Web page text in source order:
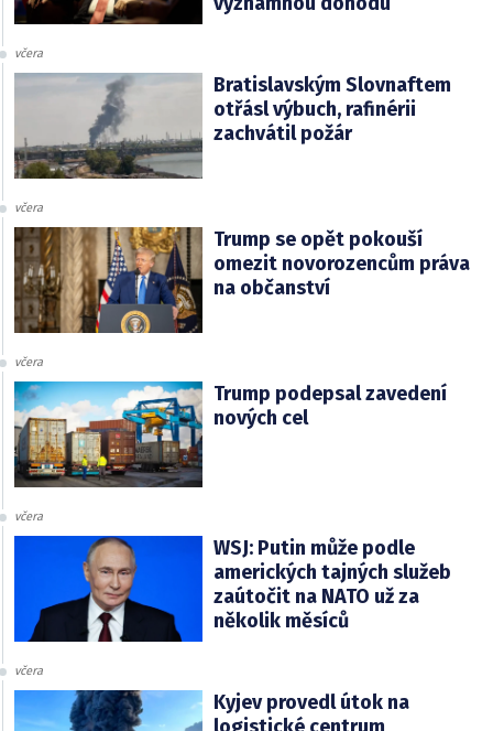
včera
Bratislavským Slovnaftem
otřásl výbuch, rafinérii
zachvátil požár
včera
Trump se opět pokouší
omezit novorozencům práva
na občanství
včera
Trump podepsal zavedení
nových cel
včera
WSJ: Putin může podle
amerických tajných služeb
zaútočit na NATO už za
několik měsíců
včera
Kyjev provedl útok na